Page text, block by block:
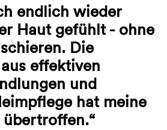
endlich wieder
Haut gefühlt - ohne
Die
effektiven
und
hat meine